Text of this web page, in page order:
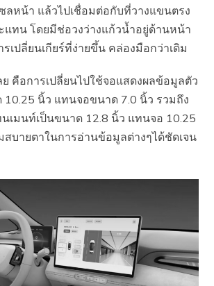
ลหน้า แล้วไปเชื่อมต่อกับที่วางแขนตรง
แทน โดยมีช่อวงว่างแก้วน้ำอยู่ด้านหน้า
รเปลี่ยนเกียร์ที่ง่ายขึ้น คล่องมือกว่าเดิม
คือการเปลี่ยนไปใช้จอแสดงผลข้อมูลตัว
นิ้ว แทนจอขนาด 7.0 นิ้ว รวมถึง
นเมนท์เป็นขนาด 12.8 นิ้ว แทนจอ 10.25
สบายตาในการอ่านข้อมูลต่างๆได้ชัดเจน